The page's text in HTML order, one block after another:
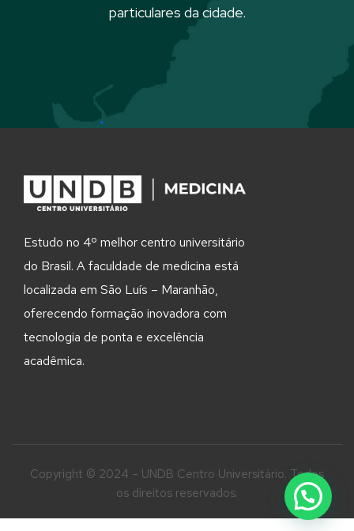
particulares da cidade.
Estudo no 4º melhor centro universitário
do Brasil. A faculdade de medicina está
localizada em São Luís – Maranhão,
oferecendo formação inovadora com
tecnologia de ponta e excelência
acadêmica.
Copyright © 2024 – UNDB Centro Universitário. Todos
os direitos reservados.